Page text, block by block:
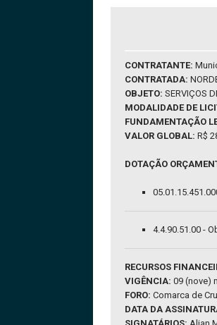
CONTRATANTE:
CONTRATADA:
OBJETO: SERVIÇOS
MODALIDADE DE
FUNDAMENTAÇÃO
VALOR GLOBAL: R$
DOTAÇÃO
4.4.90.51.00 -
RECURSOS
VIGÊNCIA: 09 (nove)
FORO: Comarca de
DATA DA